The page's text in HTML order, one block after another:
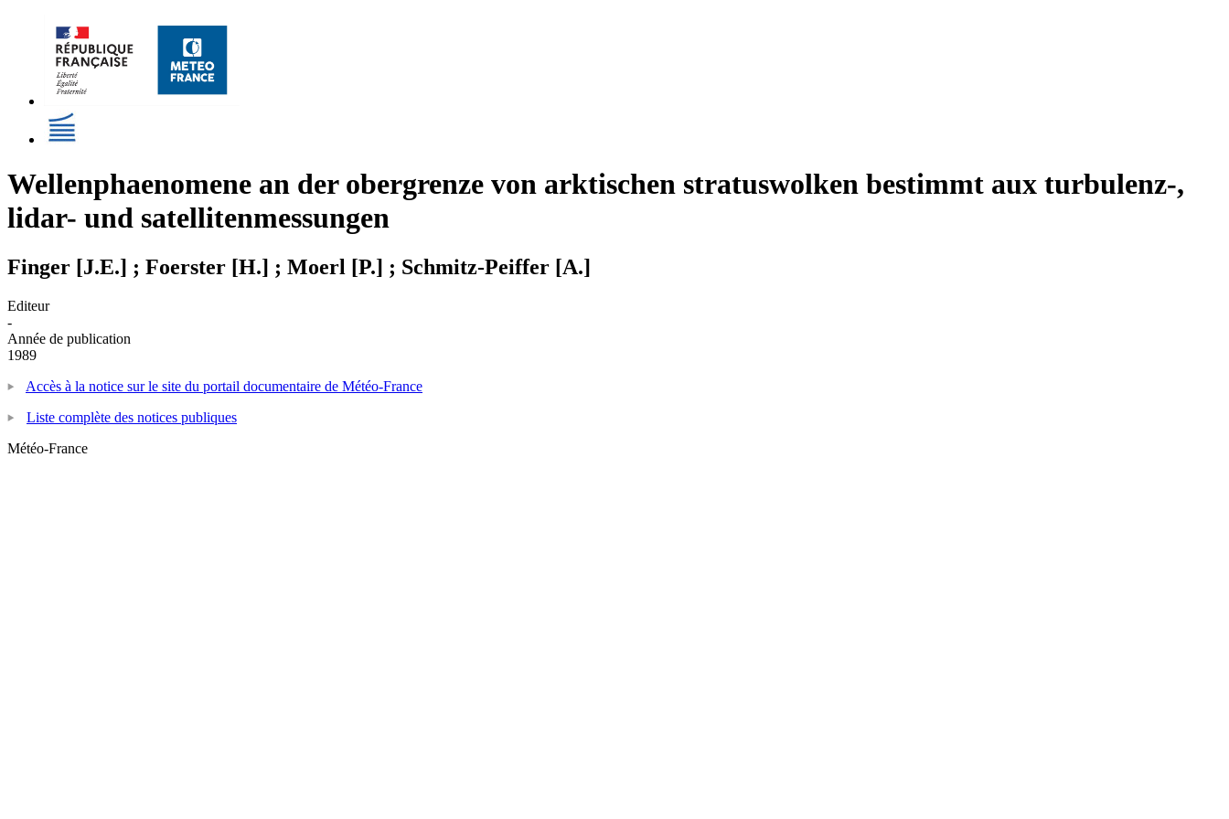
Wellenphaenomene an der obergrenze von arktischen stratuswolken bestimmt aux turbulenz-,
lidar- und satellitenmessungen
Finger [J.E.] ; Foerster [H.] ; Moerl [P.] ; Schmitz-Peiffer [A.]
Editeur
-
Année de publication
1989
Accès à la notice sur le site du portail documentaire de Météo-France
Liste complète des notices publiques
Météo-France